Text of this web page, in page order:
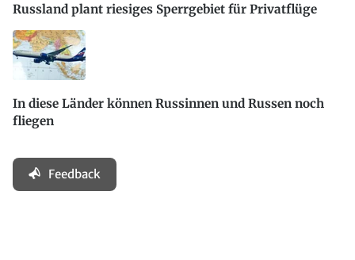
Russland plant riesiges Sperrgebiet für Privatflüge
In diese Länder können Russinnen und Russen noch
fliegen
Feedback